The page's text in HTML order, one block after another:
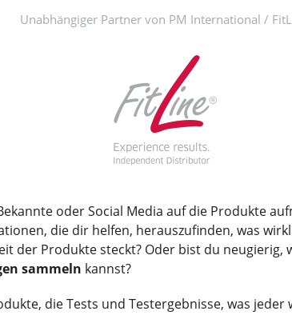
Unabhängiger Partner von PM International /
oder Social Media auf die Produkte
die dir helfen, herauszufinden, was
der Produkte steckt? Oder bist du neugierig,
sammeln kannst?
die Tests und Testergebnisse, was jeder